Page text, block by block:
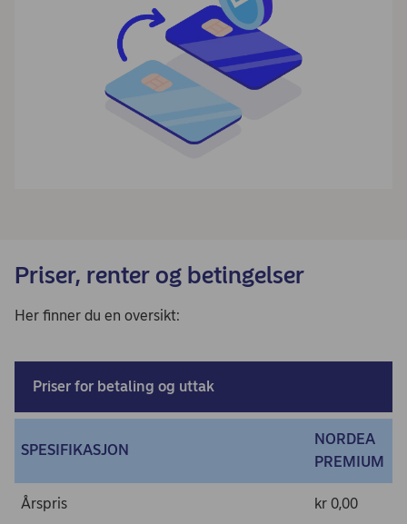
Priser, renter og betingelser
Her finner du en oversikt:
Priser for betaling og uttak
SPESIFIKASJON
NORDEA
PREMIUM
Årspris kr 0,00